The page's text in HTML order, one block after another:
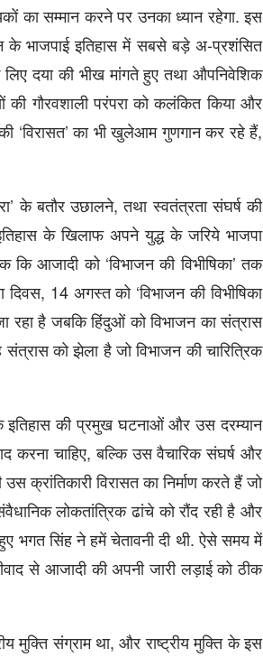
का सम्मान करने पर उनका ध्यान रहेगा. इस
के भाजपाई इतिहास में सबसे बड़े अ-प्रशंसित
लिए दया की भीख मांगते हुए तथा औपनिवेशिक
की गौरवशाली परंपरा को कलंकित किया और
‘विरासत’ का भी खुलेआम गुणगान कर रहे हैं,
के बतौर उछालने, तथा स्वतंत्रता संघर्ष की
के खिलाफ अपने युद्ध के जरिये भाजपा
आजादी को ‘विभाजन की विभीषिका’ तक
14 अगस्त को ‘विभाजन की विभीषिका
रहा है जबकि हिंदुओं को विभाजन का संत्रास
को झेला है जो विभाजन की चारित्रिक
इतिहास की प्रमुख घटनाओं और उस दरम्यान
करना चाहिए, बल्कि उस वैचारिक संघर्ष और
क्रांतिकारी विरासत का निर्माण करते हैं जो
लोकतांत्रिक ढांचे को रौंद रही है और
भगत सिंह ने हमें चेतावनी दी थी. ऐसे समय में
से आजादी की अपनी जारी लड़ाई को ठीक
मुक्ति संग्राम था, और राष्ट्रीय मुक्ति के इस